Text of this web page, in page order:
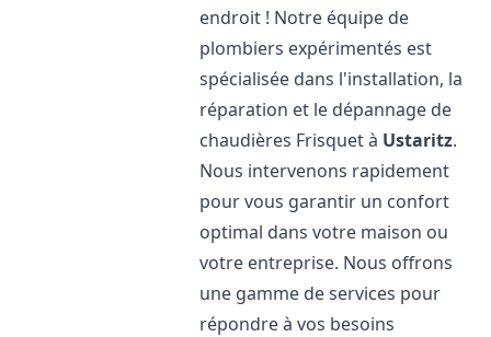
endroit ! Notre équipe de
plombiers expérimentés est
spécialisée dans l'installation, la
réparation et le dépannage de
chaudières Frisquet à Ustaritz.
Nous intervenons rapidement
pour vous garantir un confort
optimal dans votre maison ou
votre entreprise. Nous offrons
une gamme de services pour
répondre à vos besoins